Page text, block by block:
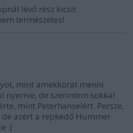
lévő rész kicsit
természetes!
mint amekkorát menni
nyernie, de szerintem sokkal
mint Peterhanselért. Persze,
azért a repkedő Hummer
:)